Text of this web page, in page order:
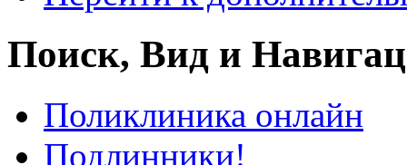
Поиск, Вид и
Поликлиника онлайн
Подлинники!